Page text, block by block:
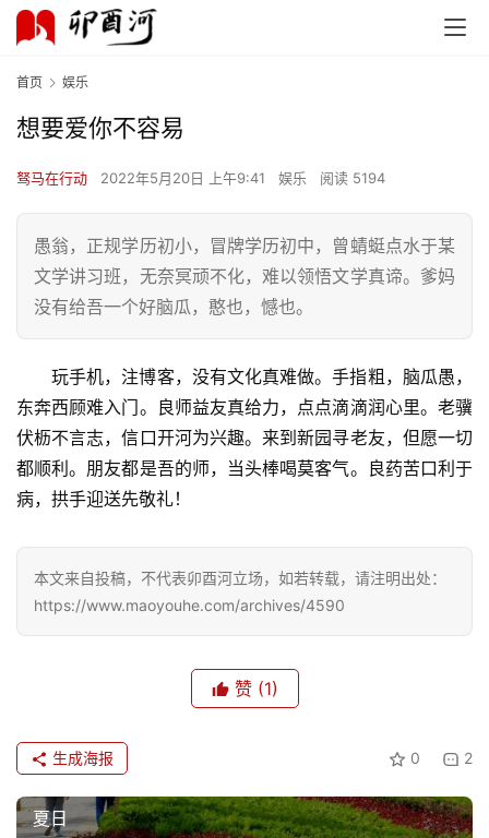
文
化
生
首页 娱乐
想要爱你不容易
驽马在行动 2022年5月20日 上午9:41 娱乐 阅读 5194
愚翁，正规学历初小，冒牌学历初中，曾蜻蜓点水于某
文学讲习班，无奈冥顽不化，难以领悟文学真谛。爹妈
没有给吾一个好脑瓜，憨也，憾也。
玩手机，注博客，没有文化真难做。手指粗，脑瓜愚，
东奔西顾难入门。良师益友真给力，点点滴滴润心里。老骥
伏枥不言志，信口开河为兴趣。来到新园寻老友，但愿一切
都顺利。朋友都是吾的师，当头棒喝莫客气。良药苦口利于
病，拱手迎送先敬礼！
本文来自投稿，不代表卯酉河立场，如若转载，请注明出处：
https://www.maoyouhe.com/archives/4590
赞 (1)
0 2
生成海报
夏日